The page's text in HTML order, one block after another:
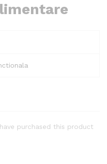
purchased this product